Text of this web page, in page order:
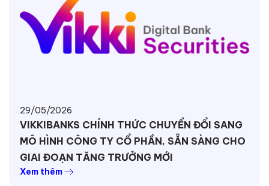
29/05/2026
VIKKIBANKS CHÍNH THỨC CHUYỂN ĐỔI SANG
MÔ HÌNH CÔNG TY CỔ PHẦN, SẴN SÀNG CHO
GIAI ĐOẠN TĂNG TRƯỞNG MỚI
Xem thêm